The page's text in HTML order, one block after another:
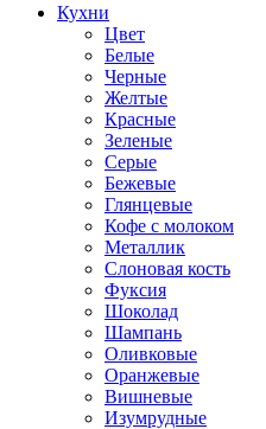
Кухни
Цвет
Белые
Черные
Желтые
Красные
Зеленые
Серые
Бежевые
Глянцевые
Кофе с молоком
Металлик
Слоновая кость
Фуксия
Шоколад
Шампань
Оливковые
Оранжевые
Вишневые
Изумрудные